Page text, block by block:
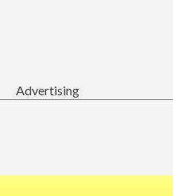
Advertising